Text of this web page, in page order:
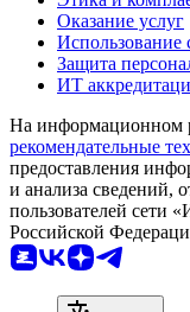
Оказание услуг
Использование
Защита
ИТ
На информационном
рекомендательные
предоставления
и анализа сведений,
пользователей сети
Российской